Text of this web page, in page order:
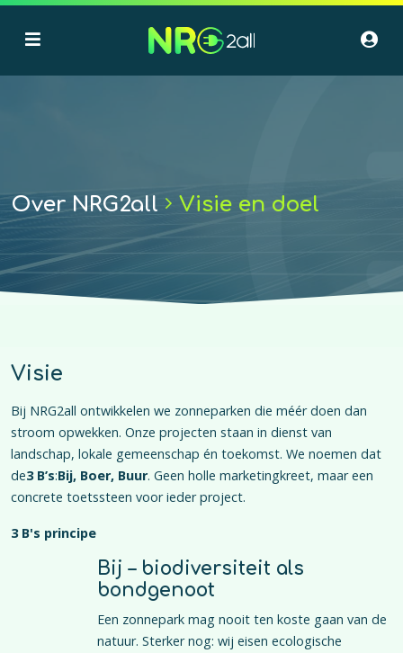
Over NRG2all Visie en doel
Visie
Bij NRG2all ontwikkelen we zonneparken die méér doen dan
stroom opwekken. Onze projecten staan in dienst van
landschap, lokale gemeenschap én toekomst. We noemen dat
de3 B’s:Bij, Boer, Buur. Geen holle marketingkreet, maar een
concrete toetssteen voor ieder project.
3 B's principe
Bij – biodiversiteit als
bondgenoot
Een zonnepark mag nooit ten koste gaan van de
natuur. Sterker nog: wij eisen ecologische